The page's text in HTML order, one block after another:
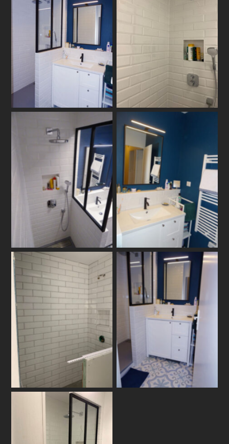
travaux-de-menuiserie-
sur-mesure-a-toulouse-
renov-innova
photo-16
photo-18 photo-21
photo-22 photo-25